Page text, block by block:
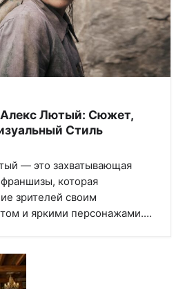
Лютый: Сюжет,
Стиль
— это захватывающая
которая
зрителей своим
и яркими персонажами.…